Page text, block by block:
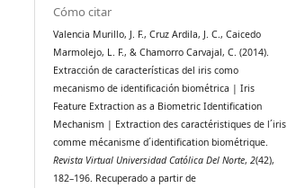
Cómo citar
Valencia Murillo, J. F., Cruz Ardila, J. C., Caicedo
Marmolejo, L. F., & Chamorro Carvajal, C. (2014).
Extracción de características del iris como
mecanismo de identificación biométrica | Iris
Feature Extraction as a Biometric Identification
Mechanism | Extraction des caractéristiques de l´iris
comme mécanisme d´identification biométrique.
Revista Virtual Universidad Católica Del Norte,2(42),
182–196. Recuperado a partir de